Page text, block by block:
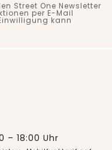
Street One Newsletter
per E-Mail
kann
– 18:00 Uhr